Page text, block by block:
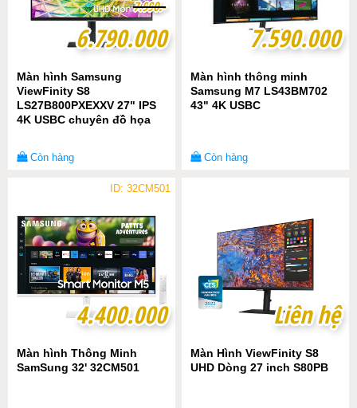
6.790.000
6.790.000
7.990.-
7.990.-
Màn hình Samsung
ViewFinity S8
LS27B800PXEXXV 27" IPS
4K USBC chuyên đồ họa
Còn hàng
7.590.000
7.590.000
Màn hình thông minh
Samsung M7 LS43BM702
43" 4K USBC
Còn hàng
ID: 32CM501
4.400.000
4.400.000
Màn hình Thông Minh
SamSung 32' 32CM501
Liên hệ
Liên hệ
Màn Hình ViewFinity S8
UHD Dòng 27 inch S80PB